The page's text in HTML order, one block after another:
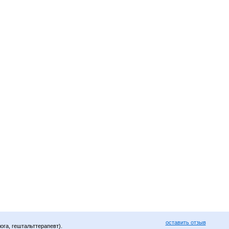
гештальттерапевт).
оставить отзыв